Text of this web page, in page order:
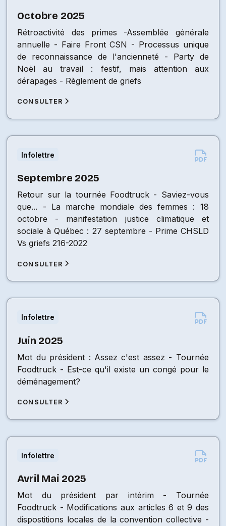
Octobre 2025
Rétroactivité des primes -Assemblée générale
annuelle - Faire Front CSN - Processus unique
de reconnaissance de l'ancienneté - Party de
Noël au travail : festif, mais attention aux
dérapages - Règlement de griefs
CONSULTER
Infolettre
Septembre 2025
Retour sur la tournée Foodtruck - Saviez-vous
que... - La marche mondiale des femmes : 18
octobre - manifestation justice climatique et
sociale à Québec : 27 septembre - Prime CHSLD
Vs griefs 216-2022
CONSULTER
Infolettre
Juin 2025
Mot du président : Assez c'est assez - Tournée
Foodtruck - Est-ce qu'il existe un congé pour le
déménagement?
CONSULTER
Infolettre
Avril Mai 2025
Mot du président par intérim - Tournée
Foodtruck - Modifications aux articles 6 et 9 des
dispostitions locales de la convention collective -